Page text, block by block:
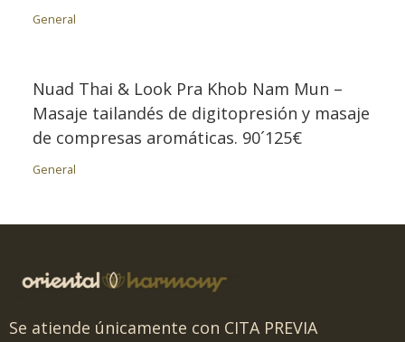
General
Nuad Thai & Look Pra Khob Nam Mun –
Masaje tailandés de digitopresión y masaje
de compresas aromáticas. 90´125€
General
Se atiende únicamente con CITA PREVIA